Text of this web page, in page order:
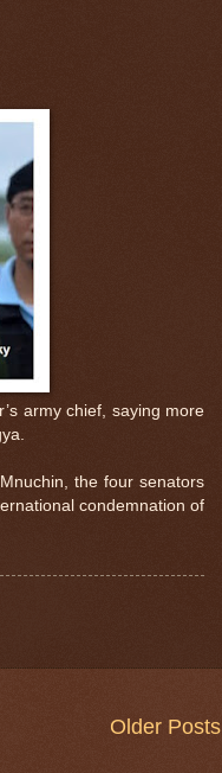
army chief, saying more
the four senators
condemnation of
Older Posts